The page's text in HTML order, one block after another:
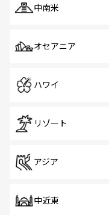
中南米
オセアニア
ハワイ
リゾート
アジア
中近東